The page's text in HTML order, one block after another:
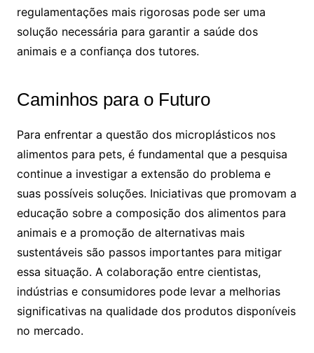
regulamentações mais rigorosas pode ser uma
solução necessária para garantir a saúde dos
animais e a confiança dos tutores.
Caminhos para o Futuro
Para enfrentar a questão dos microplásticos nos
alimentos para pets, é fundamental que a pesquisa
continue a investigar a extensão do problema e
suas possíveis soluções. Iniciativas que promovam a
educação sobre a composição dos alimentos para
animais e a promoção de alternativas mais
sustentáveis são passos importantes para mitigar
essa situação. A colaboração entre cientistas,
indústrias e consumidores pode levar a melhorias
significativas na qualidade dos produtos disponíveis
no mercado.